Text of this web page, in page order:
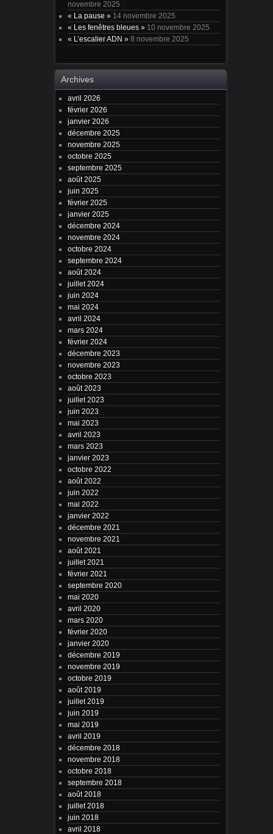
novembre 2025
« La pause » 14 novembre 2025
« Les fenêtres bleues » 10 novembre 2025
« L’escalier ADN » 8 novembre 2025
Archives
avril 2026
février 2026
janvier 2026
décembre 2025
novembre 2025
octobre 2025
septembre 2025
août 2025
juin 2025
février 2025
janvier 2025
décembre 2024
novembre 2024
octobre 2024
septembre 2024
août 2024
juillet 2024
juin 2024
mai 2024
avril 2024
mars 2024
février 2024
décembre 2023
novembre 2023
octobre 2023
août 2023
juillet 2023
juin 2023
mai 2023
avril 2023
mars 2023
janvier 2023
octobre 2022
août 2022
juin 2022
mai 2022
janvier 2022
décembre 2021
novembre 2021
août 2021
juillet 2021
février 2021
septembre 2020
mai 2020
avril 2020
mars 2020
février 2020
janvier 2020
décembre 2019
novembre 2019
octobre 2019
août 2019
juillet 2019
juin 2019
mai 2019
avril 2019
décembre 2018
novembre 2018
octobre 2018
septembre 2018
août 2018
juillet 2018
juin 2018
avril 2018